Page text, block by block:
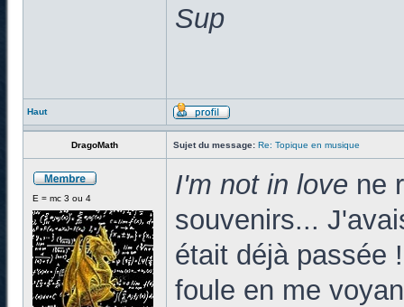
Sup
Haut
DragoMath Sujet du message: Re: Topique en musique
E = mc 3 ou 4 I'm not in love ne
souvenirs...
était déjà passée
foule en me